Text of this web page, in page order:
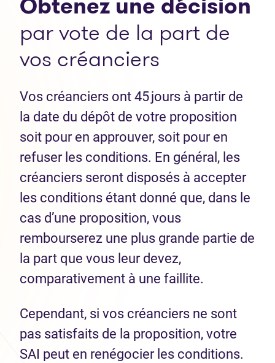
par vote de la part de
vos créanciers
Vos créanciers ont 45 jours à partir de
la date du dépôt de votre proposition
soit pour en approuver, soit pour en
refuser les conditions. En général, les
créanciers seront disposés à accepter
les conditions étant donné que, dans le
cas d’une proposition, vous
rembourserez une plus grande partie de
la part que vous leur devez,
comparativement à une faillite.
Cependant, si vos créanciers ne sont
pas satisfaits de la proposition, votre
SAI peut en renégocier les conditions.